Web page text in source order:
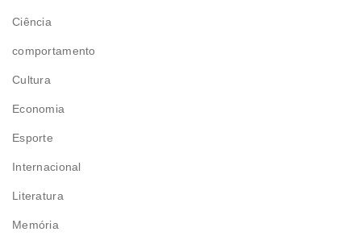
Ciência
comportamento
Cultura
Economia
Esporte
Internacional
Literatura
Memória